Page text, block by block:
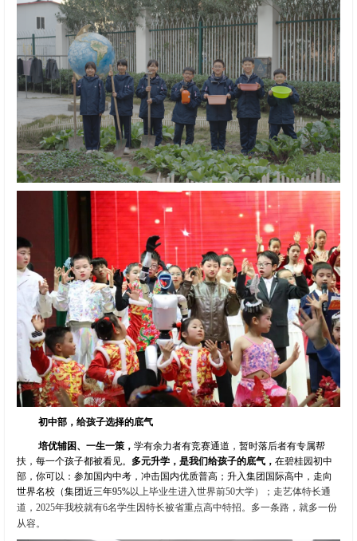
初中部，给孩子选择的底气
培优辅困、一生一策， 学有余力者有竞赛通道，暂时落后者有专属帮
扶，每一个孩子都被看见。 多元升学，是我们给孩子的底气， 在碧桂园初中
部，你可以：参加国内中考，冲击国内优质普高；升入集团国际高中，走向
世界名校（集团近三年95%以上毕业生进入世界前50大学）；走艺体特长通
道， 2025年我校就有6名学生因特长被省重点高中特招。多一条路，就多一份
从容。